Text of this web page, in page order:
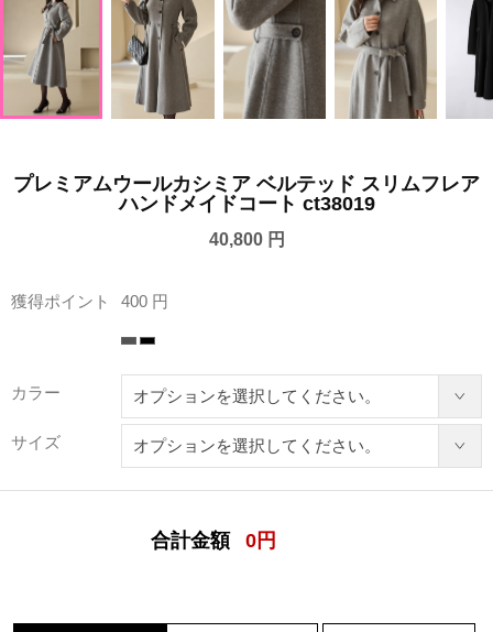
プレミアムウールカシミア ベルテッド スリムフレア
ハンドメイドコート ct38019
40,800 円
獲得ポイント 400 円
カラー
サイズ
合計金額 0 円